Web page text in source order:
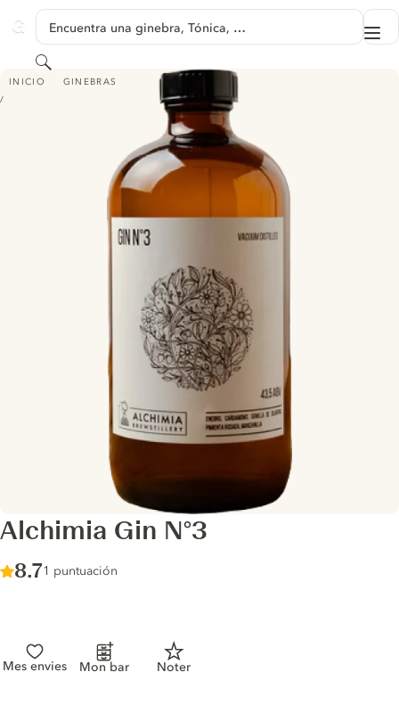
GINVENTORY
Encuentra una ginebra, Tónica, …
Buscar
INICIO GINEBRAS
ALCHIMIA GIN N°3
Alchimia Gin N°3
Score :
8.7/ 10
1 puntuación
Mes envies Mon bar Noter